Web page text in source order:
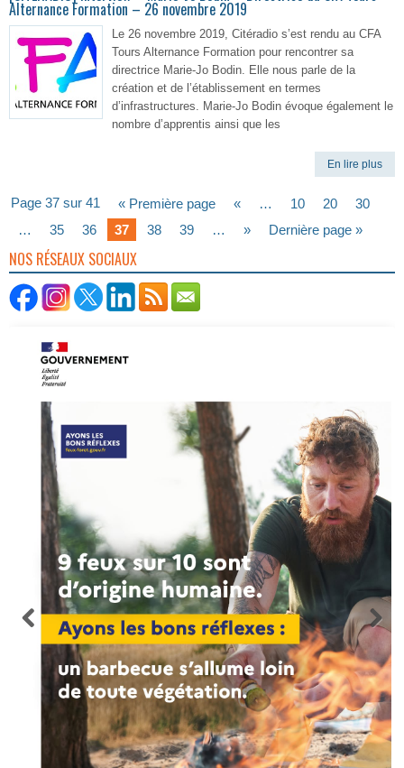
Alternance Formation – 26 novembre 2019
Le 26 novembre 2019, Citéradio s’est rendu au CFA
Tours Alternance Formation pour rencontrer sa
directrice Marie-Jo Bodin. Elle nous parle de la
création et de l’établissement en termes
d’infrastructures. Marie-Jo Bodin évoque également le
nombre d’apprentis ainsi que les
En lire plus
Page 37 sur 41 « Première page « … 10 20
30
…
35 36 37 38 39 … » Dernière page »
NOS RÉSEAUX SOCIAUX